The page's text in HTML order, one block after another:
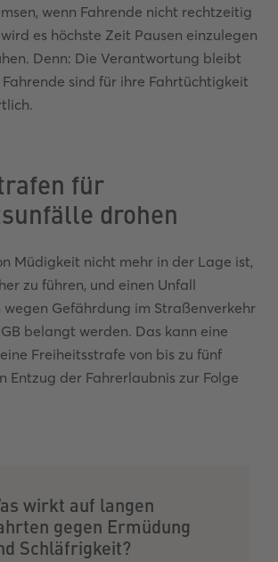
wenn Fahrende nicht rechtzeitig
es höchste Zeit Pausen einzulegen
Denn: Die Verantwortung bleibt
sind für ihre Fahrtüchtigkeit
für
drohen
Müdigkeit nicht mehr in der Lage ist,
zu führen, und einen Unfall
wegen Gefährdung im Straßenverkehr
belangt werden. Das kann eine
Freiheitsstrafe von bis zu fünf
Entzug der Fahrerlaubnis zur Folge
wirkt auf langen
gegen Ermüdung
Schläfrigkeit?